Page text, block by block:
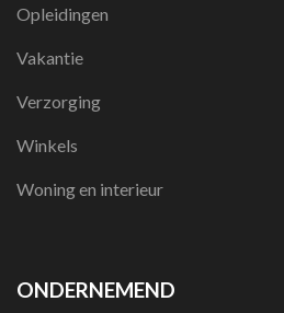
Opleidingen
Vakantie
Verzorging
Winkels
Woning en interieur
ONDERNEMEND